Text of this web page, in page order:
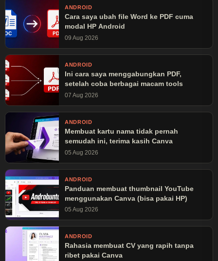
ANDROID
Cara saya ubah file Word ke PDF cuma
modal HP Android
09 Aug 2026
ANDROID
Ini cara saya menggabungkan PDF,
setelah coba berbagai macam tools
07 Aug 2026
ANDROID
Membuat kartu nama tidak pernah
semudah ini, terima kasih Canva
05 Aug 2026
ANDROID
Panduan membuat thumbnail YouTube
menggunakan Canva (bisa pakai HP)
05 Aug 2026
ANDROID
Rahasia membuat CV yang rapih tanpa
ribet pakai Canva